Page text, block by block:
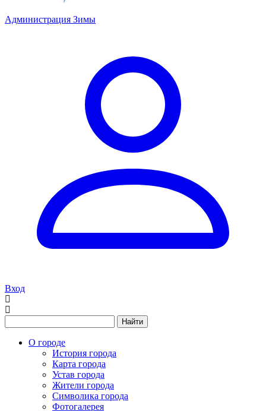
Администрация Зимы
Вход
Найти
О городе
История города
Карта города
Устав города
Жители города
Символика города
Фотогалерея